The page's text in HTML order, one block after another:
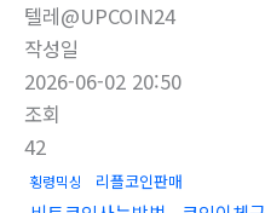
텔레@UPCOIN24
작성일
2026-06-02 20:50
조회
42
횡령믹싱 리플코인판매